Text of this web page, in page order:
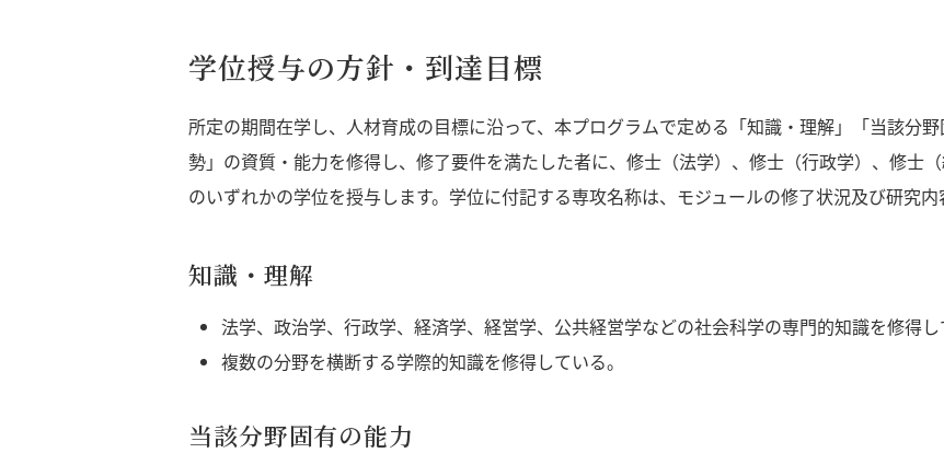
学位授与の方針・到達目標
所定の期間在学し、人材育成の目標に沿って、本プログラムで定める「知識・理解」「当該分
勢」の資質・能力を修得し、修了要件を満たした者に、修士（法学）、修士（行政学）、修士
のいずれかの学位を授与します。学位に付記する専攻名称は、モジュールの修了状況及び研究内
知識・理解
法学、政治学、行政学、経済学、経営学、公共経営学などの社会科学の専門的知識を修得し
複数の分野を横断する学際的知識を修得している。
当該分野固有の能力